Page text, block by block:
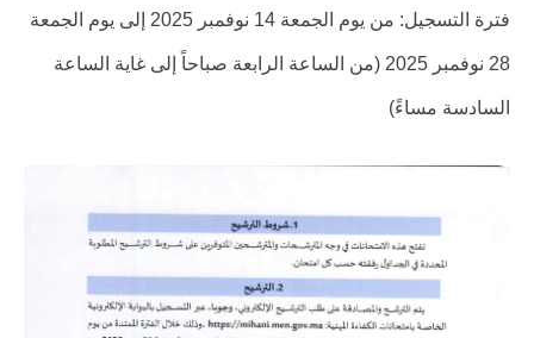
فترة التسجيل: من يوم الجمعة 14 نوفمبر 2025 إلى يوم الجمعة
28 نوفمبر 2025 (من الساعة الرابعة صباحاً إلى غاية الساعة
السادسة مساءً)